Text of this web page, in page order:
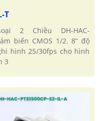
T
2 Chiều DH-HAC-
biến CMOS 1/2. 8” độ
hình 25/30fps cho hình
3